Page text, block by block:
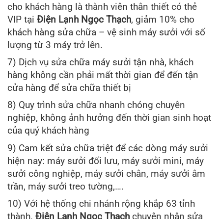
cho khách hàng là thành viên thân thiết có thẻ
VIP tại Điện Lạnh Ngọc Thạch, giảm 10% cho
khách hàng sửa chữa – vệ sinh máy sưởi với số
lượng từ 3 máy trở lên.
7) Dịch vụ sửa chữa máy sưởi tận nhà, khách
hàng không cần phải mất thời gian để đến tận
cửa hàng để sửa chữa thiết bị
8) Quy trình sửa chữa nhanh chóng chuyên
nghiệp, không ảnh hưởng đến thời gian sinh hoạt
của quý khách hàng
9) Cam kết sửa chữa triệt để các dòng máy sưởi
hiện nay: máy sưởi đối lưu, máy sưởi mini, máy
sưởi công nghiệp, máy sưởi chân, máy sưởi âm
trần, máy sưởi treo tường,….
10) Với hệ thống chi nhánh rộng khắp 63 tỉnh
thành. Điện Lạnh Ngọc Thạch chuyên nhận sửa